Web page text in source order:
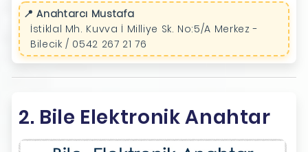
📍 Anahtarcı Mustafa
İstiklal Mh. Kuvva İ Milliye Sk. No:5/A Merkez -
Bilecik / 0542 267 21 76
2. Bile Elektronik Anahtar